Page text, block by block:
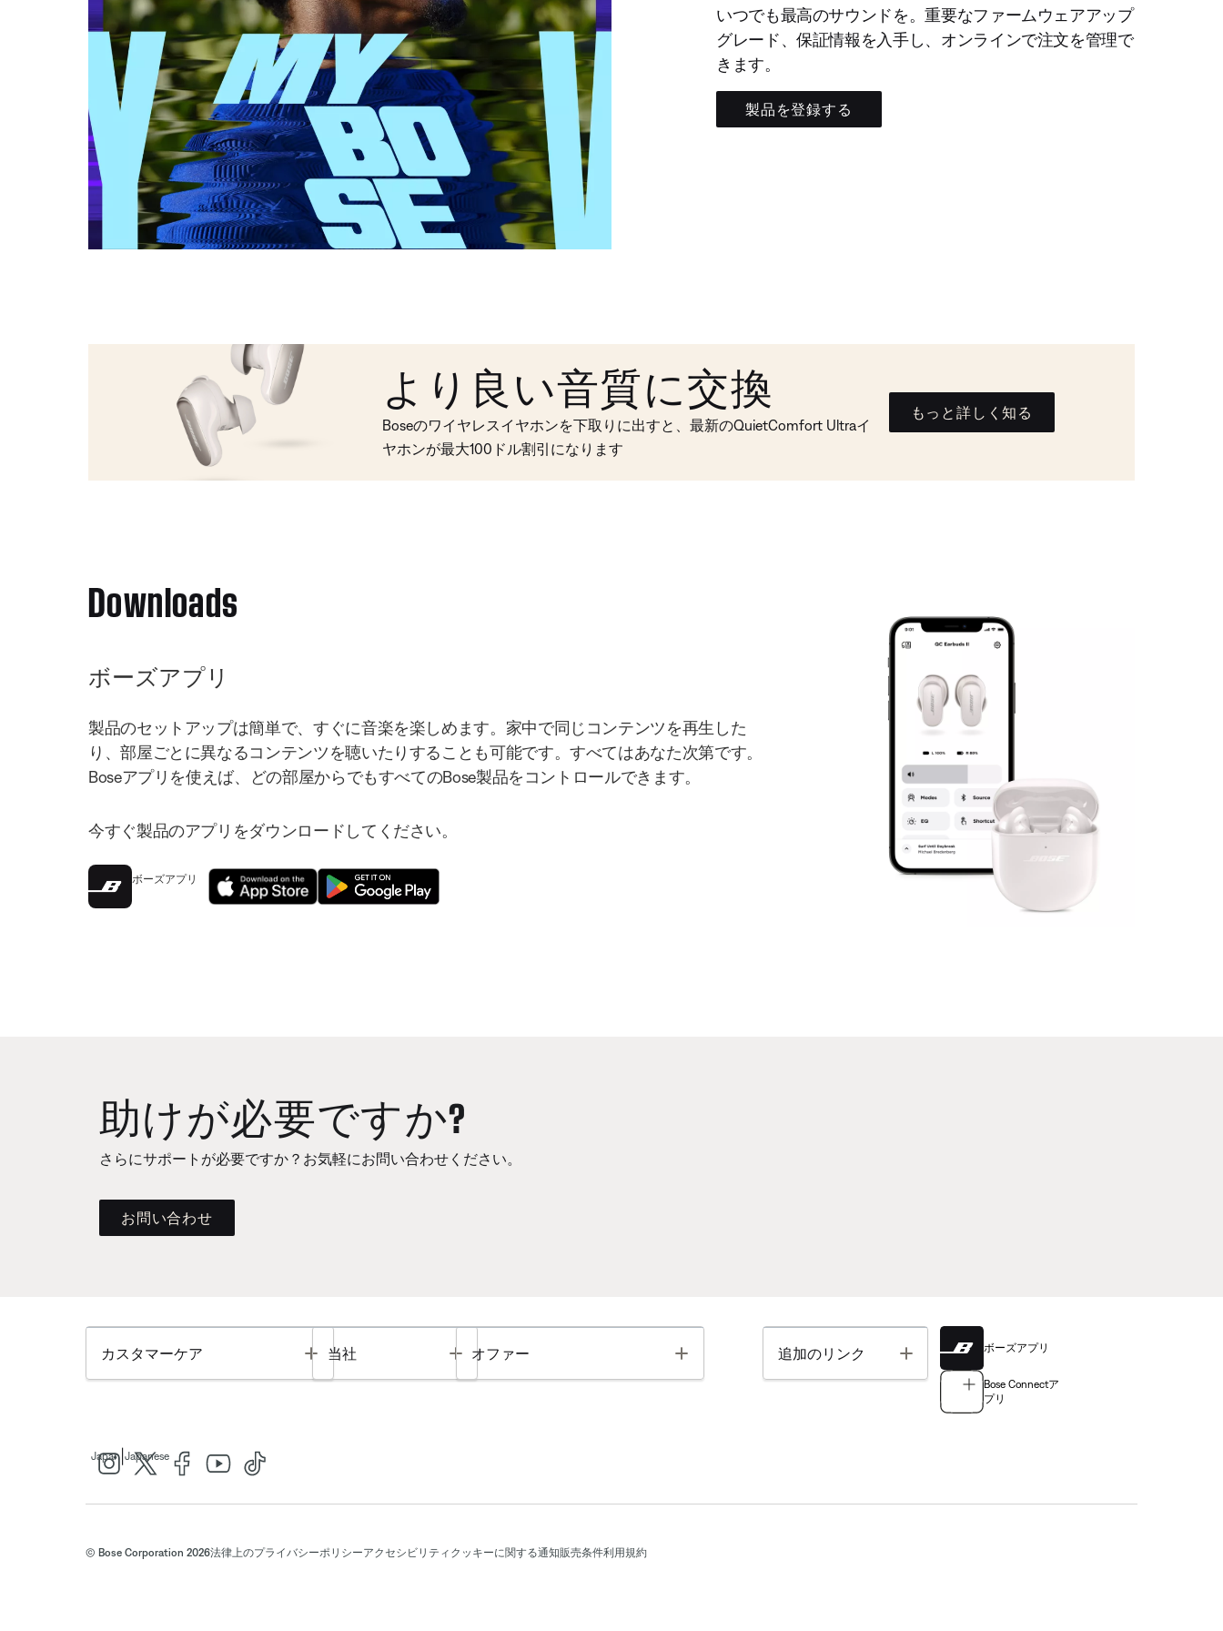
いつでも最高のサウンドを。重要なファームウェアアップ
グレード、保証情報を入手し、オンラインで注文を管理で
きます。
製品を登録する
より良い音質に交換
Boseのワイヤレスイヤホンを下取りに出すと、最新のQuietComfort Ultraイ
ヤホンが最大100ドル割引になります
もっと詳しく知る
Downloads
ボーズアプリ
製品のセットアップは簡単で、すぐに音楽を楽しめます。家中で同じコンテンツを再生した
り、部屋ごとに異なるコンテンツを聴いたりすることも可能です。すべてはあなた次第です。
Boseアプリを使えば、どの部屋からでもすべてのBose製品をコントロールできます。
今すぐ製品のアプリをダウンロードしてください。
ボーズアプリ
助けが必要ですか?
さらにサポートが必要ですか？お気軽にお問い合わせください。
お問い合わせ
カスタマーケア Toggle
当社 Toggle
オファー Toggle 追加のリンク Toggle ボーズアプリ
Bose Connectア
プリ
Japan Japanese
© Bose Corporation 2026法律上のプライバシーポリシーアクセシビリティ クッキーに関する通知販売条件利用規約